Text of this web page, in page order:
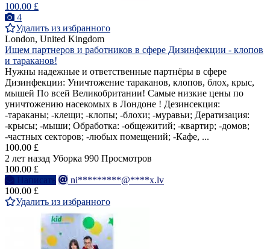
100.00 £
4
Удалить из избранного
London, United Kingdom
Ищем партнеров и работников в сфере Дизинфекции - клопов
и тараканов!
Нужны надежные и ответственные партнёры в сфере
Дизинфекции: Уничтожение тараканов, клопов, блох, крыс,
мышей По всей Великобритании! Самые низкие цены по
уничтожению насекомых в Лондоне ! Дезинсекция:
-тараканы; -клещи; -клопы; -блохи; -муравьи; Дератизация:
-крысы; -мыши; Обработка: -общежитий; -квартир; -домов;
-частных секторов; -любых помещений; -Кафе, ...
100.00 £
2 лет назад Уборка 990 Просмотров
100.00 £
Написать
ni*********@****x.lv
100.00 £
Удалить из избранного